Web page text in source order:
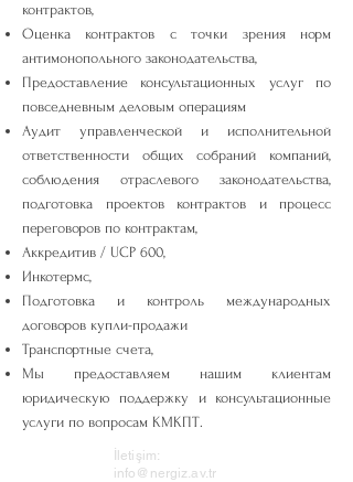
контрактов,
Оценка контрактов с точки зрения норм
антимонопольного законодательства,
Предоставление консультационных услуг по
повседневным деловым операциям
Аудит управленческой и исполнительной
ответственности общих собраний компаний,
соблюдения отраслевого законодательства,
подготовка проектов контрактов и процесс
переговоров по контрактам,
Аккредитив / UCP 600,
Инкотермс,
Подготовка и контроль международных
договоров купли-продажи
Транспортные счета,
Мы предоставляем нашим клиентам
юридическую поддержку и консультационные
услуги по вопросам КМКПТ.
İletişim:
info@nergiz.av.tr